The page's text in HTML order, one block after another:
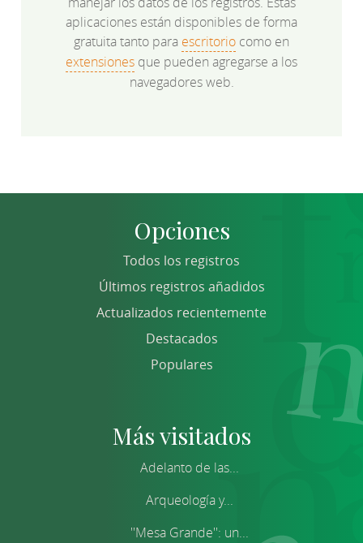
aplicaciones están disponibles de forma
gratuita tanto para escritorio como en
extensiones que pueden agregarse a los
navegadores web.
Opciones
Todos los registros
Últimos registros añadidos
Actualizados recientemente
Destacados
Populares
Más visitados
Adelanto de las...
Arqueología y...
''Mesa Grande'': un...